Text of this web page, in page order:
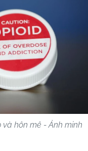
hôn mê - Ảnh minh